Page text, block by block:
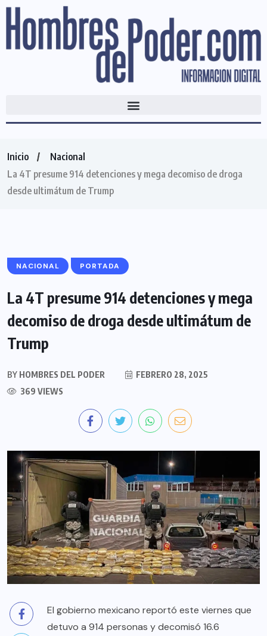
Inicio
Nacional
La 4T presume 914 detenciones y mega decomiso de droga
desde ultimátum de Trump
NACIONAL PORTADA
La 4T presume 914 detenciones y mega
decomiso de droga desde ultimátum de
Trump
BY HOMBRES DEL PODER
FEBRERO 28, 2025
369 VIEWS
El gobierno mexicano reportó este viernes que
detuvo a 914 personas y decomisó 16.6